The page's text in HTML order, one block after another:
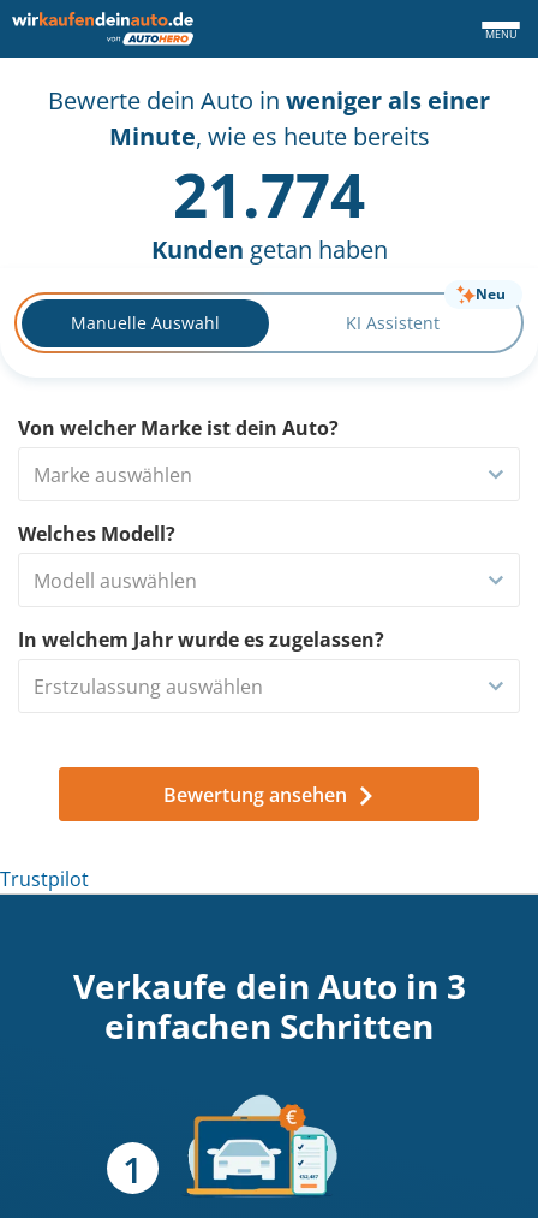
MENÜ
Bewerte dein Auto in weniger als einer
Minute, wie es heute bereits
21.774
Kunden getan haben
Neu
Manuelle Auswahl KI Assistent
Von welcher Marke ist dein Auto?
Marke auswählen
Welches Modell?
Modell auswählen
In welchem Jahr wurde es zugelassen?
Erstzulassung auswählen
Bewertung ansehen
Trustpilot
Trustpilot
Verkaufe dein Auto in 3
einfachen Schritten